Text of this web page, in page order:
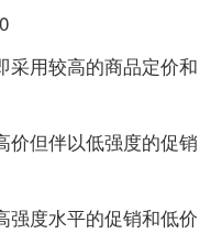
用较高的商品定价和
但伴以低强度的促销
度水平的促销和低价